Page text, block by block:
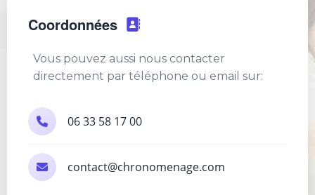
Coordonnées
Vous pouvez aussi nous contacter
directement par téléphone ou email sur:
06 33 58 17 00
contact@chronomenage.com